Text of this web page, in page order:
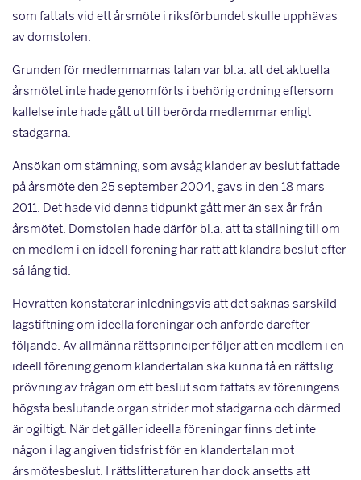
som fattats vid ett årsmöte i riksförbundet skulle upphävas
av domstolen.
Grunden för medlemmarnas talan var bl.a. att det aktuella
årsmötet inte hade genomförts i behörig ordning eftersom
kallelse inte hade gått ut till berörda medlemmar enligt
stadgarna.
Ansökan om stämning, som avsåg klander av beslut fattade
på årsmöte den 25 september 2004, gavs in den 18 mars
2011. Det hade vid denna tidpunkt gått mer än sex år från
årsmötet. Domstolen hade därför bl.a. att ta ställning till om
en medlem i en ideell förening har rätt att klandra beslut efter
så lång tid.
Hovrätten konstaterar inledningsvis att det saknas särskild
lagstiftning om ideella föreningar och anförde därefter
följande. Av allmänna rättsprinciper följer att en medlem i en
ideell förening genom klandertalan ska kunna få en rättslig
prövning av frågan om ett beslut som fattats av föreningens
högsta beslutande organ strider mot stadgarna och därmed
är ogiltigt. När det gäller ideella föreningar finns det inte
någon i lag angiven tidsfrist för en klandertalan mot
årsmötesbeslut. I rättslitteraturen har dock ansetts att